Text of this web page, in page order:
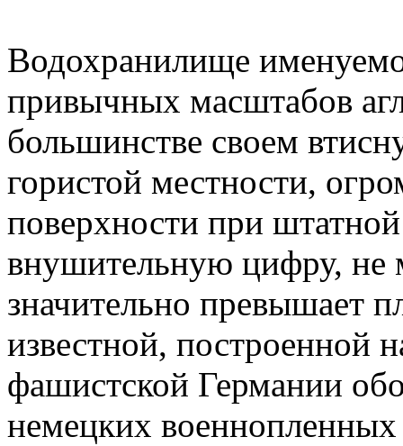
Водохранилище
привычных масштабов
большинстве своем
гористой местности,
поверхности при штатной
внушительную цифру, не
значительно превышает
известной, построенной
фашистской Германии
немецких